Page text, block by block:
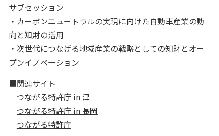
サブセッション
・カーボンニュートラルの実現に向けた自動車産業の動
向と知財の活用
・次世代につなげる地域産業の戦略としての知財とオー
プンイノベーション
■関連サイト
つながる特許庁 in 津
つながる特許庁 in 長岡
つながる特許庁